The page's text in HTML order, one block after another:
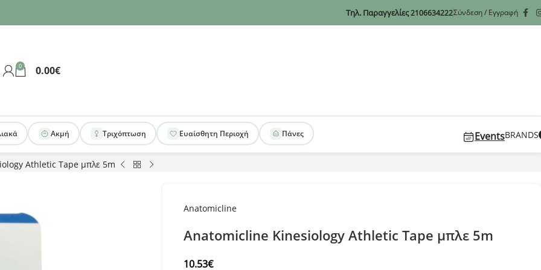
Τηλ. Παραγγελίες2106634222Σύνδεση / Εγγραφή
0 0.00€
Ακμή Τριχόπτωση Ευαίσθητη Περιοχή Πάνες EventsBRANDS
Athletic Tape μπλε 5m
Anatomicline
Anatomicline Kinesiology Athletic Tape μπλε 5m
10.53€